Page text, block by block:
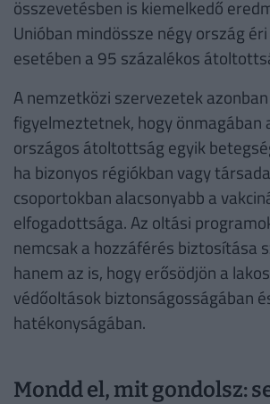
összevetésben is kiemelkedő
Unióban mindössze négy ország
esetében a 95 százalékos
A nemzetközi szervezetek
figyelmeztetnek, hogy önmagában
országos átoltottság egyik
ha bizonyos régiókban vagy
csoportokban alacsonyabb a
elfogadottsága. Az oltási
nemcsak a hozzáférés biztosítása
hanem az is, hogy erősödjön a
védőoltások biztonságosságában
hatékonyságában.
Mondd el, mit gondolsz: